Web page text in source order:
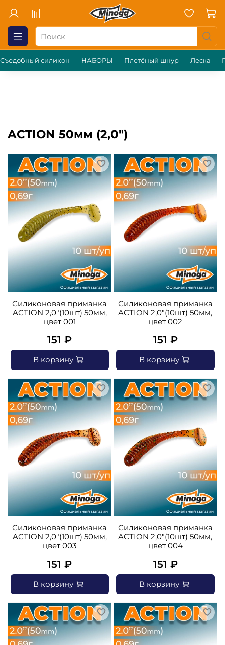
Съедобный силикон НАБОРЫ Плетёный шнур Леска
ACTION 50мм (2,0")
Силиконовая приманка
ACTION 2,0"(10шт) 50мм,
цвет 001
151 ₽
В корзину
Силиконовая приманка
ACTION 2,0"(10шт) 50мм,
цвет 002
151 ₽
В корзину
Силиконовая приманка
ACTION 2,0"(10шт) 50мм,
цвет 003
151 ₽
В корзину
Силиконовая приманка
ACTION 2,0"(10шт) 50мм,
цвет 004
151 ₽
В корзину